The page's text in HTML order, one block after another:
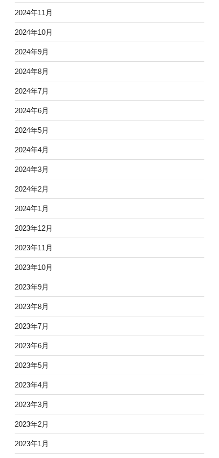
2024年11月
2024年10月
2024年9月
2024年8月
2024年7月
2024年6月
2024年5月
2024年4月
2024年3月
2024年2月
2024年1月
2023年12月
2023年11月
2023年10月
2023年9月
2023年8月
2023年7月
2023年6月
2023年5月
2023年4月
2023年3月
2023年2月
2023年1月